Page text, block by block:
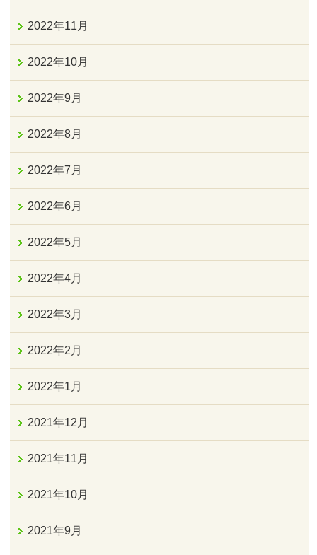
2022年11月
2022年10月
2022年9月
2022年8月
2022年7月
2022年6月
2022年5月
2022年4月
2022年3月
2022年2月
2022年1月
2021年12月
2021年11月
2021年10月
2021年9月